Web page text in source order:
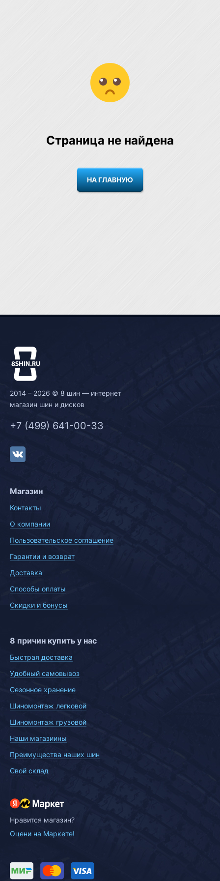
Страница не найдена
НА ГЛАВНУЮ
2014 – 2026 © 8 шин — интернет
магазин шин и дисков
+7 (499) 641-00-33
Магазин
Контакты
О компании
Пользовательское соглашение
Гарантии и возврат
Доставка
Способы оплаты
Скидки и бонусы
8 причин купить у нас
Быстрая доставка
Удобный самовывоз
Сезонное хранение
Шиномонтаж легковой
Шиномонтаж грузовой
Наши магазиины
Преимущества наших шин
Свой склад
Нравится магазин?
Оцени на Маркете!